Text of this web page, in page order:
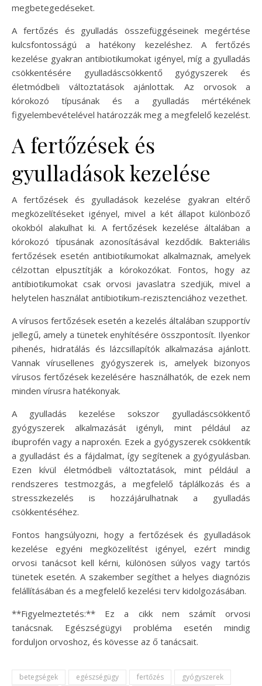
megbetegedéseket.
A fertőzés és gyulladás összefüggéseinek megértése
kulcsfontosságú a hatékony kezeléshez. A fertőzés
kezelése gyakran antibiotikumokat igényel, míg a gyulladás
csökkentésére gyulladáscsökkentő gyógyszerek és
életmódbeli változtatások ajánlottak. Az orvosok a
kórokozó típusának és a gyulladás mértékének
figyelembevételével határozzák meg a megfelelő kezelést.
A fertőzések és
gyulladások kezelése
A fertőzések és gyulladások kezelése gyakran eltérő
megközelítéseket igényel, mivel a két állapot különböző
okokból alakulhat ki. A fertőzések kezelése általában a
kórokozó típusának azonosításával kezdődik. Bakteriális
fertőzések esetén antibiotikumokat alkalmaznak, amelyek
célzottan elpusztítják a kórokozókat. Fontos, hogy az
antibiotikumokat csak orvosi javaslatra szedjük, mivel a
helytelen használat antibiotikum-rezisztenciához vezethet.
A vírusos fertőzések esetén a kezelés általában szupportív
jellegű, amely a tünetek enyhítésére összpontosít. Ilyenkor
pihenés, hidratálás és lázcsillapítók alkalmazása ajánlott.
Vannak vírusellenes gyógyszerek is, amelyek bizonyos
vírusos fertőzések kezelésére használhatók, de ezek nem
minden vírusra hatékonyak.
A gyulladás kezelése sokszor gyulladáscsökkentő
gyógyszerek alkalmazását igényli, mint például az
ibuprofén vagy a naproxén. Ezek a gyógyszerek csökkentik
a gyulladást és a fájdalmat, így segítenek a gyógyulásban.
Ezen kívül életmódbeli változtatások, mint például a
rendszeres testmozgás, a megfelelő táplálkozás és a
stresszkezelés is hozzájárulhatnak a gyulladás
csökkentéséhez.
Fontos hangsúlyozni, hogy a fertőzések és gyulladások
kezelése egyéni megközelítést igényel, ezért mindig
orvosi tanácsot kell kérni, különösen súlyos vagy tartós
tünetek esetén. A szakember segíthet a helyes diagnózis
felállításában és a megfelelő kezelési terv kidolgozásában.
**Figyelmeztetés:** Ez a cikk nem számít orvosi
tanácsnak. Egészségügyi probléma esetén mindig
forduljon orvoshoz, és kövesse az ő tanácsait.
betegségek egészségügy fertőzés gyógyszerek